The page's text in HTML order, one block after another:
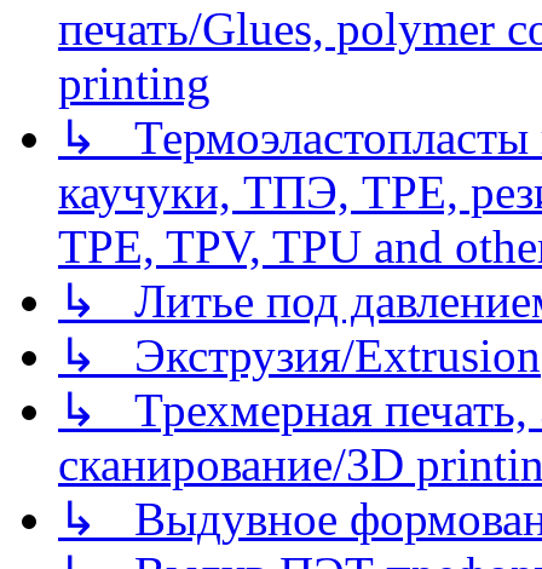
печать/Glues, polymer
printing
↳
каучуки, ТПЭ, TPE,
TPE, TPV, TPU and
↳ Литье под
↳ Экструзия/Extrusion
↳ Трехмерная
сканирование/3D
↳ Выдувное